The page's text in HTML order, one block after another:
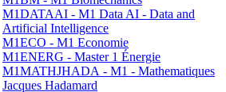
M1DATAAI - M1 Data AI - Data and
Artificial Intelligence
M1ECO - M1 Economie
M1ENERG - Master 1 Énergie
M1MATHJHADA - M1 - Mathematiques
Jacques Hadamard